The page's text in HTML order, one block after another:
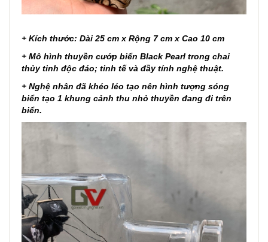
+ Kích thước: Dài 25 cm x Rộng 7 cm x Cao 10 cm
+ Mô hình thuyền cướp biển Black Pearl trong chai
thủy tinh độc đáo; tinh tế và đầy tính nghệ thuật.
+ Nghệ nhân đã khéo léo tạo nên hình tượng sóng
biển tạo 1 khung cảnh thu nhỏ thuyền đang đi trên
biển.